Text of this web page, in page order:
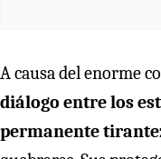
A causa del enorme
diálogo entre los
permanente